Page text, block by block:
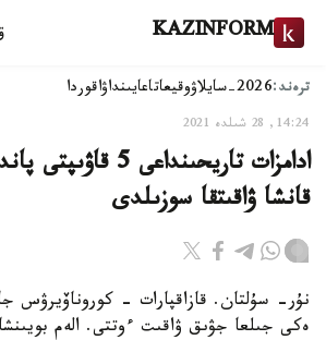
KAZINFORM
ترەند:2026-سايلاۋ وقيعاتاعايىنداۋاقوردا
14:24, 28 شىلدە 2021
ادامزات تاريحىنداعى
قانشا ۋاقىتقا سوزىلدى
نۇر- سۇلتان. قازاقپارات - كوروناۆيرۋس